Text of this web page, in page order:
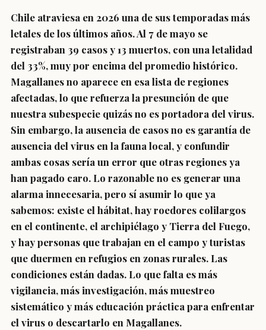
Chile atraviesa en 2026 una de sus temporadas más
letales de los últimos años. Al 7 de mayo se
registraban 39 casos y 13 muertos, con una letalidad
del 33%, muy por encima del promedio histórico.
Magallanes no aparece en esa lista de regiones
afectadas, lo que refuerza la presunción de que
nuestra subespecie quizás no es portadora del virus.
Sin embargo, la ausencia de casos no es garantía de
ausencia del virus en la fauna local, y confundir
ambas cosas sería un error que otras regiones ya
han pagado caro. Lo razonable no es generar una
alarma innecesaria, pero sí asumir lo que ya
sabemos: existe el hábitat, hay roedores colilargos
en el continente, el archipiélago y Tierra del Fuego,
y hay personas que trabajan en el campo y turistas
que duermen en refugios en zonas rurales. Las
condiciones están dadas. Lo que falta es más
vigilancia, más investigación, más muestreo
sistemático y más educación práctica para enfrentar
el virus o descartarlo en Magallanes.